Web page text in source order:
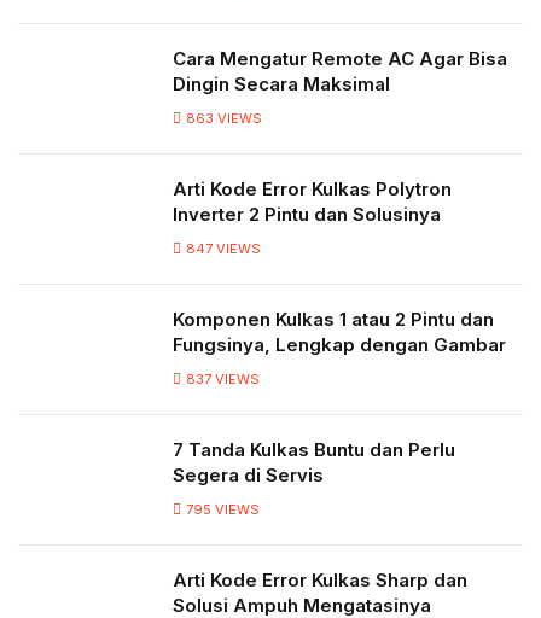
Cara Mengatur Remote AC Agar Bisa
Dingin Secara Maksimal
863 VIEWS
Arti Kode Error Kulkas Polytron
Inverter 2 Pintu dan Solusinya
847 VIEWS
Komponen Kulkas 1 atau 2 Pintu dan
Fungsinya, Lengkap dengan Gambar
837 VIEWS
7 Tanda Kulkas Buntu dan Perlu
Segera di Servis
795 VIEWS
Arti Kode Error Kulkas Sharp dan
Solusi Ampuh Mengatasinya